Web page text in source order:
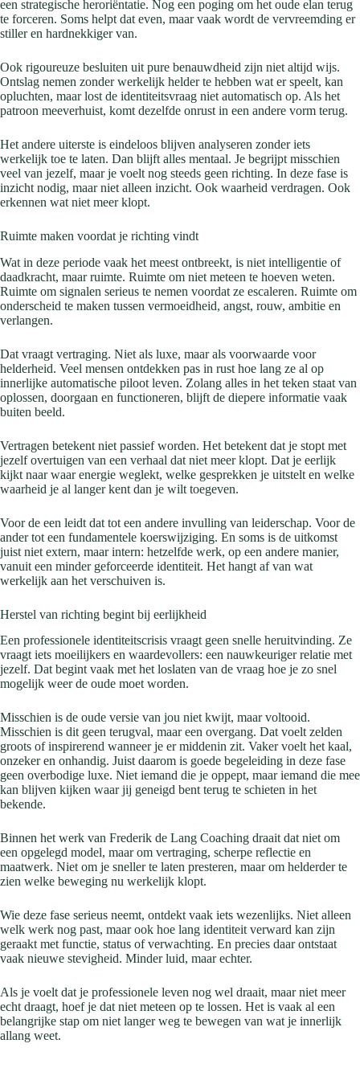
een strategische heroriëntatie. Nog een poging om het oude elan terug
te forceren. Soms helpt dat even, maar vaak wordt de vervreemding er
stiller en hardnekkiger van.
Ook rigoureuze besluiten uit pure benauwdheid zijn niet altijd wijs.
Ontslag nemen zonder werkelijk helder te hebben wat er speelt, kan
opluchten, maar lost de identiteitsvraag niet automatisch op. Als het
patroon meeverhuist, komt dezelfde onrust in een andere vorm terug.
Het andere uiterste is eindeloos blijven analyseren zonder iets
werkelijk toe te laten. Dan blijft alles mentaal. Je begrijpt misschien
veel van jezelf, maar je voelt nog steeds geen richting. In deze fase is
inzicht nodig, maar niet alleen inzicht. Ook waarheid verdragen. Ook
erkennen wat niet meer klopt.
Ruimte maken voordat je richting vindt
Wat in deze periode vaak het meest ontbreekt, is niet intelligentie of
daadkracht, maar ruimte. Ruimte om niet meteen te hoeven weten.
Ruimte om signalen serieus te nemen voordat ze escaleren. Ruimte om
onderscheid te maken tussen vermoeidheid, angst, rouw, ambitie en
verlangen.
Dat vraagt vertraging. Niet als luxe, maar als voorwaarde voor
helderheid. Veel mensen ontdekken pas in rust hoe lang ze al op
innerlijke automatische piloot leven. Zolang alles in het teken staat van
oplossen, doorgaan en functioneren, blijft de diepere informatie vaak
buiten beeld.
Vertragen betekent niet passief worden. Het betekent dat je stopt met
jezelf overtuigen van een verhaal dat niet meer klopt. Dat je eerlijk
kijkt naar waar energie weglekt, welke gesprekken je uitstelt en welke
waarheid je al langer kent dan je wilt toegeven.
Voor de een leidt dat tot een andere invulling van leiderschap. Voor de
ander tot een fundamentele koerswijziging. En soms is de uitkomst
juist niet extern, maar intern: hetzelfde werk, op een andere manier,
vanuit een minder geforceerde identiteit. Het hangt af van wat
werkelijk aan het verschuiven is.
Herstel van richting begint bij eerlijkheid
Een professionele identiteitscrisis vraagt geen snelle heruitvinding. Ze
vraagt iets moeilijkers en waardevollers: een nauwkeuriger relatie met
jezelf. Dat begint vaak met het loslaten van de vraag hoe je zo snel
mogelijk weer de oude moet worden.
Misschien is de oude versie van jou niet kwijt, maar voltooid.
Misschien is dit geen terugval, maar een overgang. Dat voelt zelden
groots of inspirerend wanneer je er middenin zit. Vaker voelt het kaal,
onzeker en onhandig. Juist daarom is goede begeleiding in deze fase
geen overbodige luxe. Niet iemand die je oppept, maar iemand die mee
kan blijven kijken waar jij geneigd bent terug te schieten in het
bekende.
Binnen het werk van Frederik de Lang Coaching draait dat niet om
een opgelegd model, maar om vertraging, scherpe reflectie en
maatwerk. Niet om je sneller te laten presteren, maar om helderder te
zien welke beweging nu werkelijk klopt.
Wie deze fase serieus neemt, ontdekt vaak iets wezenlijks. Niet alleen
welk werk nog past, maar ook hoe lang identiteit verward kan zijn
geraakt met functie, status of verwachting. En precies daar ontstaat
vaak nieuwe stevigheid. Minder luid, maar echter.
Als je voelt dat je professionele leven nog wel draait, maar niet meer
echt draagt, hoef je dat niet meteen op te lossen. Het is vaak al een
belangrijke stap om niet langer weg te bewegen van wat je innerlijk
allang weet.